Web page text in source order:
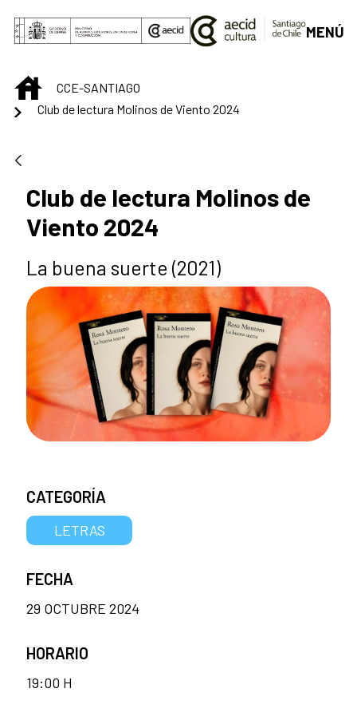
Saltar al contenido principal
MENÚ
INICIOCCE-SANTIAGO
Club de lectura Molinos de Viento 2024
Club de lectura Molinos de
Viento 2024
La buena suerte (2021)
CATEGORÍA
LETRAS
FECHA
29 OCTUBRE 2024
HORARIO
19:00 H